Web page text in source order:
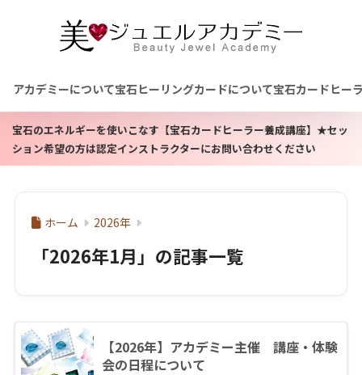
アカデミーについて宝石ヒーリングカードについて宝石カードヒー
宝石のエネルギーを使いこなす【宝石カードヒーラー養成講座】★セッ
ション希望の方は認定インストラクターにお問い合わせください
ホーム 2026年
「2026年1月」の記事一覧
【2026年】アカデミー主催 講座・体験
会の日程について